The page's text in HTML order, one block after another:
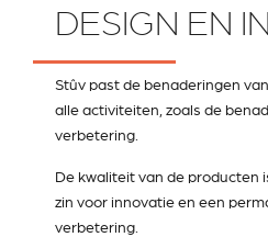
DESIGN EN
Stûv past de benaderingen
alle activiteiten, zoals de
verbetering.
De kwaliteit van de producten
zin voor innovatie en een
verbetering.